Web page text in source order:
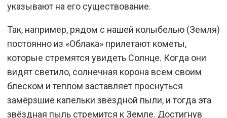
указывают на его существование.
Так, например, рядом с нашей колыбелью (Земля)
постоянно из «Облака» прилетают кометы,
которые стремятся увидеть Солнце. Когда они
видят светило, солнечная корона всем своим
блеском и теплом заставляет проснуться
замёрзшие капельки звёздной пыли, и тогда эта
звёздная пыль стремится к Земле. Достигнув